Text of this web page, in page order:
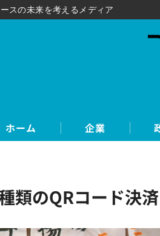
ホーム 企業
類のQRコード決
スの未来を考えるメディア